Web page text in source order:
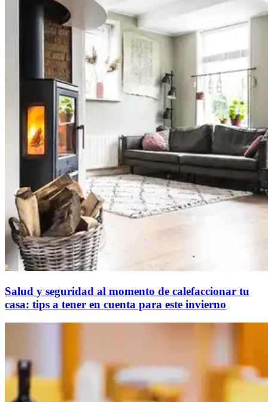
Salud y seguridad al momento de calefaccionar tu
casa: tips a tener en cuenta para este invierno